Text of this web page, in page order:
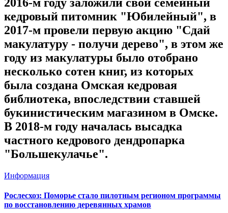
кедровый питомник "Юбилейный", в
2017-м провели первую акцию "Сдай
макулатуру - получи дерево", в этом же
году из макулатуры было отобрано
несколько сотен книг, из которых
была создана Омская кедровая
библиотека, впоследствии ставшей
букинистическим магазином в Омске.
В 2018-м году началась высадка
частного кедрового дендропарка
"Большекулачье".
Информация
Рослесхоз: Поморье стало пилотным регионом программы
по восстановлению деревянных храмов